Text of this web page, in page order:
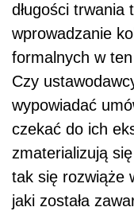
długości trwania
wprowadzanie
formalnych w
Czy
wypowiadać
czekać do ich
zmaterializują
tak się rozwiąże
jaki została